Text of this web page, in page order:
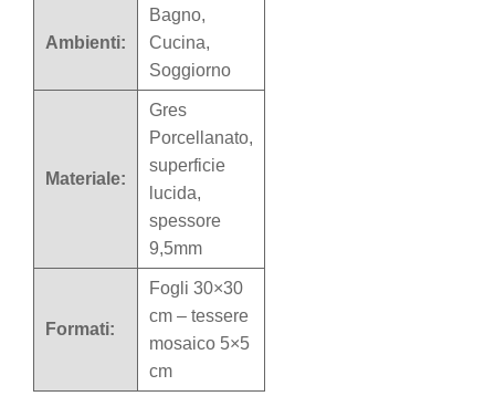
Ambienti:
Bagno,
Cucina,
Soggiorno
Materiale:
Gres
Porcellanato,
superficie
lucida,
spessore
9,5mm
Formati:
Fogli 30×30
cm – tessere
mosaico 5×5
cm